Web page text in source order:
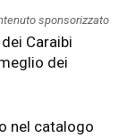
sponsorizzato
Caraibi
dei
nel catalogo